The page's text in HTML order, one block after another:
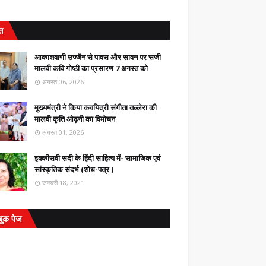
आकाशवाणी उज्जैन से पावस और सावन पर सजी
मालवी कवि गोष्ठी का प्रसारण 7 अगस्त को
अगस्त 06, 2026
मुख्यमंत्री ने किया कवयित्री संगीता तल्लेरा की
मालवी कृति ओढ़नी का विमोचन
अगस्त 01, 2026
इक्कीसवी सदी के हिंदी साहित्य में- सामाजिक एवं
सांस्कृतिक संदर्भ (शोध-पत्र )
जनवरी 18, 2021
पेज